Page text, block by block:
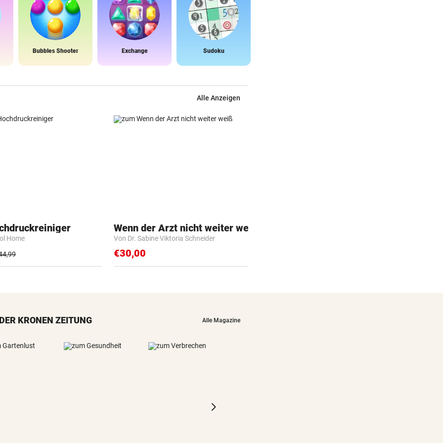
Bubbles Shooter Exchange Sudoku
Alle Anzeigen
Home
Wenn der Arzt nicht weiter weiß
Von Dr. Sabine Viktoria Schneider
€30,00
KRONEN ZEITUNG Alle Magazine